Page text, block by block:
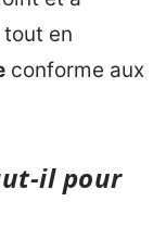
en
conforme aux
il pour